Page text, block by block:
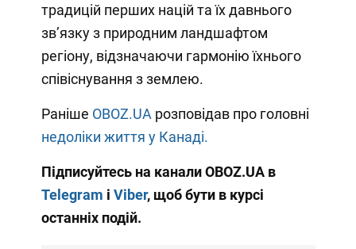
традицій перших націй та їх давнього
зв’язку з природним ландшафтом
регіону, відзначаючи гармонію їхнього
співіснування з землею.
Раніше OBOZ.UA розповідав про головні
недоліки життя у Канаді.
Підписуйтесь на канали OBOZ.UA в
Telegram і Viber, щоб бути в курсі
останніх подій.